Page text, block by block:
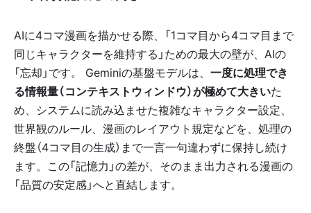
AIに4コマ漫画を描かせる際、「1コマ目から4コマ目まで
同じキャラクターを維持する」ための最大の壁が、AIの
「忘却」です。 Geminiの基盤モデルは、 一度に処理でき
る情報量（コンテキストウィンドウ）が極めて大きいた
め、システムに読み込ませた複雑なキャラクター設定、
世界観のルール、漫画のレイアウト規定などを、処理の
終盤（4コマ目の生成）まで一言一句違わずに保持し続け
ます。この「記憶力」の差が、そのまま出力される漫画の
「品質の安定感」へと直結します。